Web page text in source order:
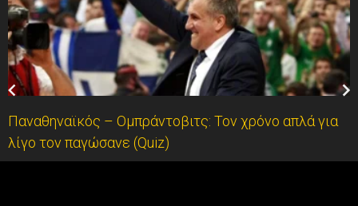
Παναθηναϊκός – Ομπράντοβιτς: Τον χρόνο απλά για
λίγο τον παγώσανε (Quiz)